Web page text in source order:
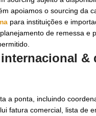
apoiamos o sourcing da
para instituições e
de remessa
&
a ponta, incluindo
fatura comercial, lista de